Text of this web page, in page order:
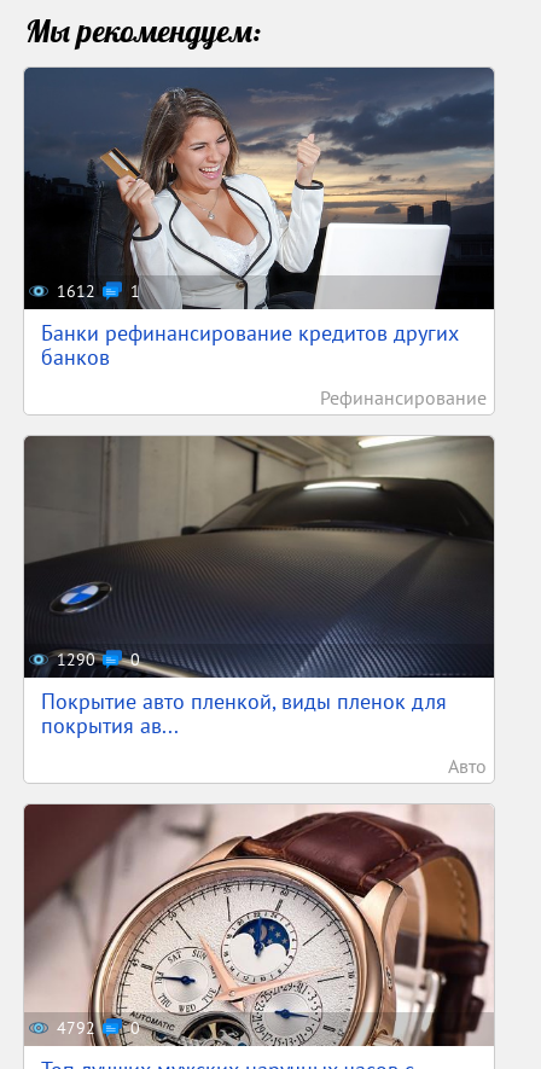
Мы рекомендуем:
1612 1
Банки рефинансирование кредитов других
банков
Рефинансирование
1290 0
Покрытие авто пленкой, виды пленок для
покрытия ав...
Авто
4792 0